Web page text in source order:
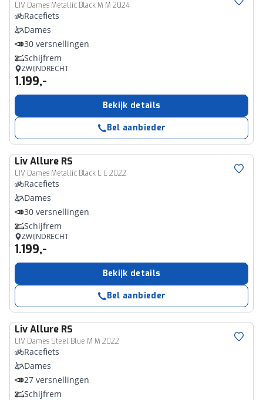
LIV Dames Metallic Black M M 2024
Racefiets
Dames
30 versnellingen
Schijfrem
ZWIJNDRECHT
1.199,-
Bekijk details
Bel aanbieder
LivAllure RS
LIV Dames Metallic Black L L 2022
Racefiets
Dames
30 versnellingen
Schijfrem
ZWIJNDRECHT
1.199,-
Bekijk details
Bel aanbieder
LivAllure RS
LIV Dames Steel Blue M M 2022
Racefiets
Dames
27 versnellingen
Schijfrem